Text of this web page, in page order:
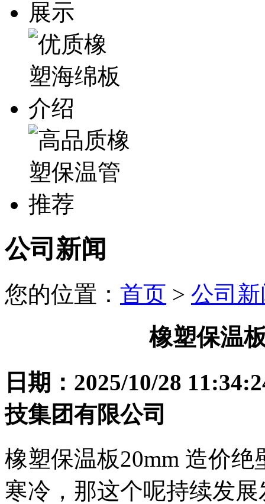
公司新闻
您的位置： 首页 > 公司
橡塑保温
日期：2025/10/28
技集团有限公司
橡塑保温板20mm 造价
寒冷，那这个呢持续发